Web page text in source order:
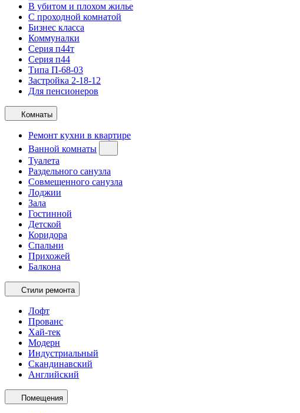
В убитом и плохом жилье
С проходной комнатой
Бизнес класса
Коммуналки
Серия п44т
Серия п44
Типа П-68-03
Застройка 2-18-12
Для пенсионеров
Комнаты
Ремонт кухни в квартире
Ванной комнаты
Туалета
Раздельного санузла
Совмещенного санузла
Лоджии
Зала
Гостинной
Детской
Коридора
Спальни
Прихожей
Балкона
Стили ремонта
Лофт
Прованс
Хай-тек
Модерн
Индустриальный
Скандинавский
Английский
Помещения